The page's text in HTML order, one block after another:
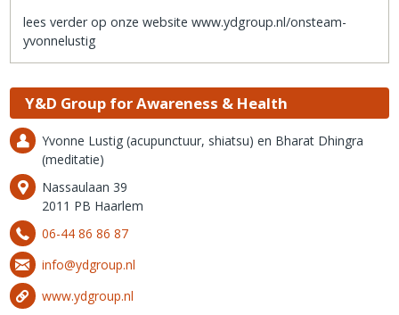
lees verder op onze website www.ydgroup.nl/onsteam-
yvonnelustig
Y&D Group for Awareness & Health
Yvonne Lustig (acupunctuur, shiatsu) en Bharat Dhingra
(meditatie)
Nassaulaan 39
2011 PB Haarlem
06-44 86 86 87
info@ydgroup.nl
www.ydgroup.nl